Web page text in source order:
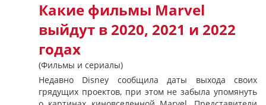
Какие фильмы Marvel
выйдут в 2020, 2021 и 2022
годах
(Фильмы и сериалы)
Недавно Disney сообщила даты выхода своих
грядущих проектов, при этом не забыла упомянуть